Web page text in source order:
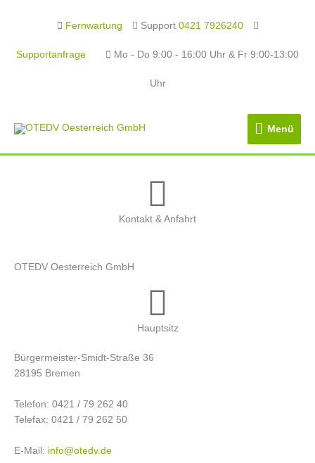
Fernwartung Support 0421 7926240
Supportanfrage Mo - Do 9:00 - 16:00 Uhr & Fr 9:00-13:00
Uhr
Menü
Menü
Kontakt & Anfahrt
OTEDV Oesterreich GmbH
Hauptsitz
Bürgermeister-Smidt-Straße 36
28195 Bremen
Telefon: 0421 / 79 262 40
Telefax: 0421 / 79 262 50
E-Mail: info@otedv.de